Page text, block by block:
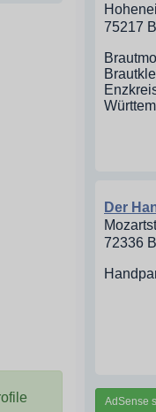
75217
Der
72336
AdSense